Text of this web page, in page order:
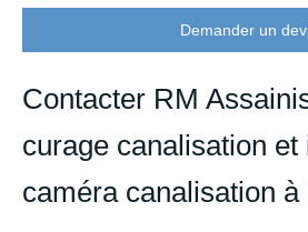
Demander un
Contacter RM
curage canalisation et
caméra canalisation à